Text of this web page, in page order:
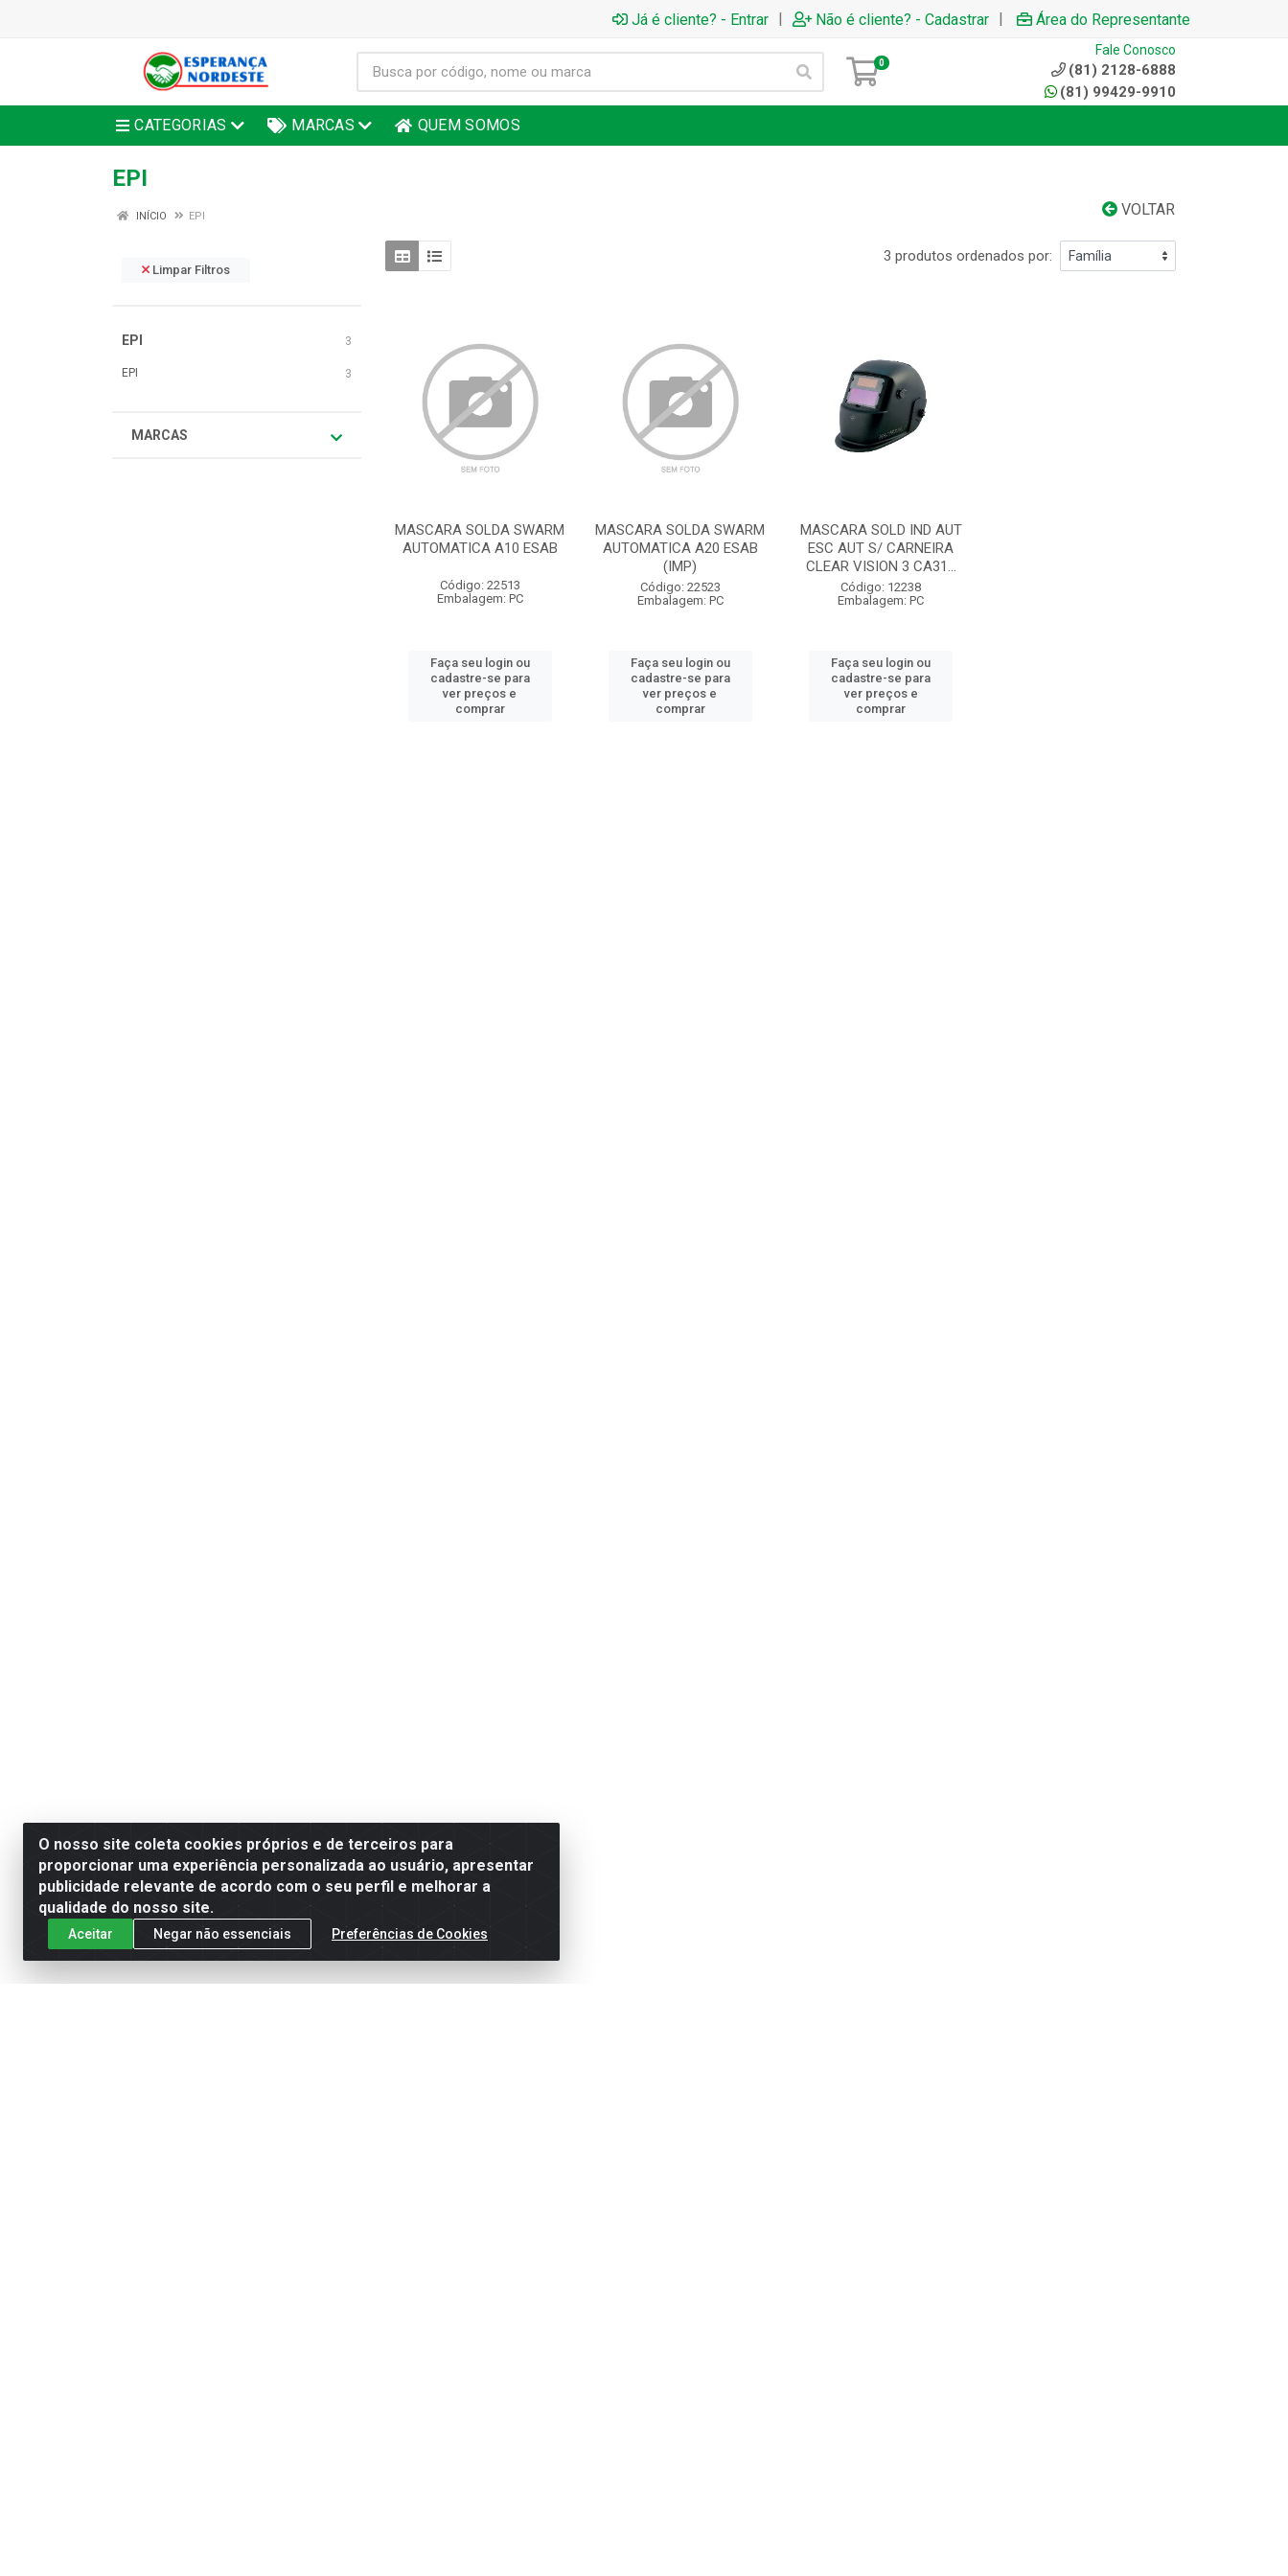
Já é cliente? - Entrar | Não é cliente? - Cadastrar | Área do Representante
0
Fale Conosco
(81) 2128-6888
(81) 99429-9910
CATEGORIAS MARCAS QUEM SOMOS
EPI
VOLTAR
INÍCIO EPI
Limpar Filtros
EPI 3
EPI 3
MARCAS
3 produtos ordenados por:
MASCARA SOLDA SWARM
AUTOMATICA A10 ESAB
Código: 22513
Embalagem: PC
Faça seu login ou
cadastre-se para
ver preços e
comprar
MASCARA SOLDA SWARM
AUTOMATICA A20 ESAB
(IMP)
Código: 22523
Embalagem: PC
Faça seu login ou
cadastre-se para
ver preços e
comprar
MASCARA SOLD IND AUT
ESC AUT S/ CARNEIRA
CLEAR VISION 3 CA31...
Código: 12238
Embalagem: PC
Faça seu login ou
cadastre-se para
ver preços e
comprar
O nosso site coleta cookies próprios e de terceiros para
proporcionar uma experiência personalizada ao usuário, apresentar
publicidade relevante de acordo com o seu perfil e melhorar a
qualidade do nosso site.
Aceitar Negar não essenciais Preferências de Cookies